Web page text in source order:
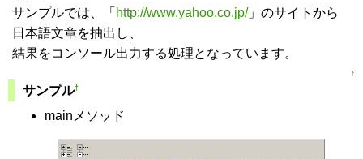
サンプルでは、「 http://www.yahoo.co.jp/」のサイトから
日本語文章を抽出し、
結果をコンソール出力する処理となっています。
↑
サンプル†
mainメソッド